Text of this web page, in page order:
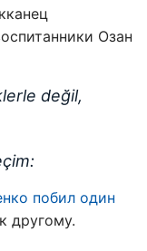
Озан
değil,
побил один
другому.